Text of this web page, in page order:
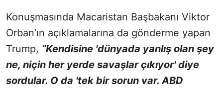
Konuşmasında Macaristan Başbakanı Viktor
Orban’ın açıklamalarına da gönderme yapan
Trump, “Kendisine 'dünyada yanlış olan şey
ne, niçin her yerde savaşlar çıkıyor' diye
sordular. O da 'tek bir sorun var. ABD